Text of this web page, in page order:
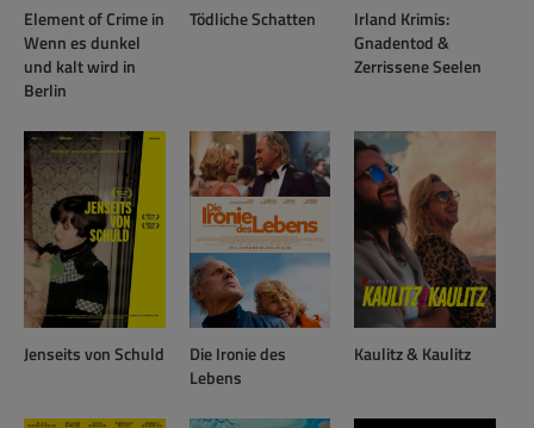
Element of Crime in
Wenn es dunkel
und kalt wird in
Berlin
Tödliche Schatten
Irland Krimis:
Gnadentod &
Zerrissene Seelen
Jenseits von Schuld
Die Ironie des
Lebens
Kaulitz & Kaulitz